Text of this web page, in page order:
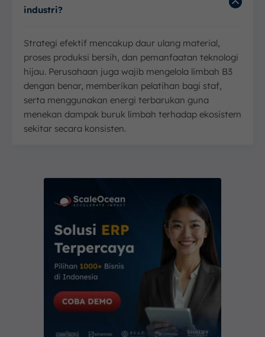
industri?
Strategi efektif mencakup daur ulang material,
proses produksi bersih, dan pemanfaatan teknologi
hijau. Perusahaan juga wajib mengelola limbah B3
dengan benar, memberikan pelatihan bagi staf,
serta menggunakan energi terbarukan guna
menekan dampak buruk limbah terhadap ekosistem
sekitar secara konsisten.